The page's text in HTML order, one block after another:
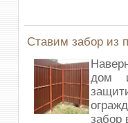
Ставим забор из
дом
забор